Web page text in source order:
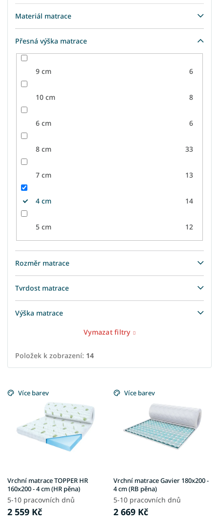
Materiál matrace
Přesná výška matrace
9 cm 6
10 cm 8
6 cm 6
8 cm 33
7 cm 13
4 cm 14
5 cm 12
Rozměr matrace
Tvrdost matrace
Výška matrace
Vymazat filtry
Položek k zobrazení: 14
ý
u
k
t
ů
Více barev
Vrchní matrace TOPPER HR
160x200 - 4 cm (HR pěna)
5-10 pracovních dnů
2 559 Kč
Více barev
Vrchní matrace Gavier 180x200 -
4 cm (RB pěna)
5-10 pracovních dnů
2 669 Kč